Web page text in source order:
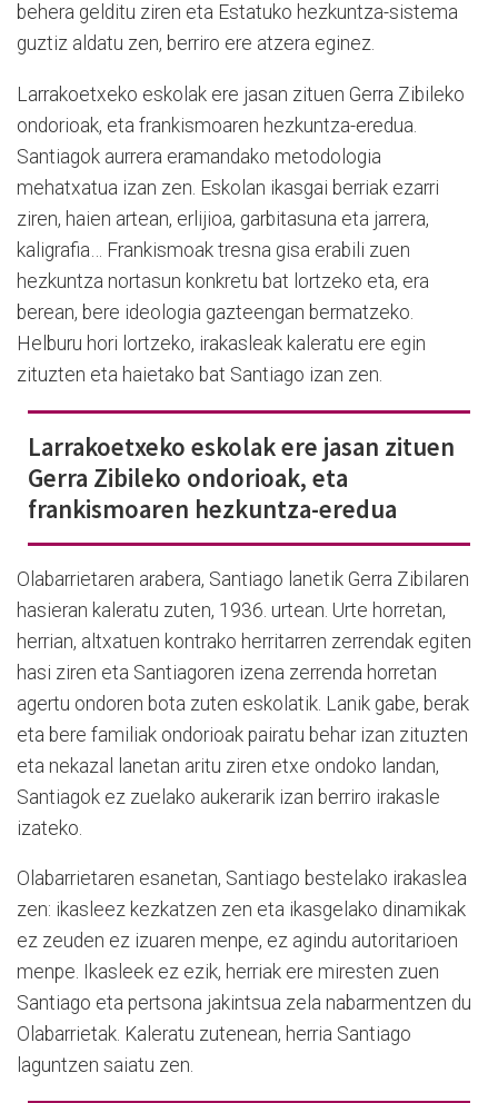
behera gelditu ziren eta Estatuko hezkuntza-sistema
guztiz aldatu zen, berriro ere atzera eginez.
Larrakoetxeko eskolak ere jasan zituen Gerra Zibileko
ondorioak, eta frankismoaren hezkuntza-eredua.
Santiagok aurrera eramandako metodologia
mehatxatua izan zen. Eskolan ikasgai berriak ezarri
ziren, haien artean, erlijioa, garbitasuna eta jarrera,
kaligrafia… Frankismoak tresna gisa erabili zuen
hezkuntza nortasun konkretu bat lortzeko eta, era
berean, bere ideologia gazteengan bermatzeko.
Helburu hori lortzeko, irakasleak kaleratu ere egin
zituzten eta haietako bat Santiago izan zen.
Larrakoetxeko eskolak ere jasan zituen
Gerra Zibileko ondorioak, eta
frankismoaren hezkuntza-eredua
Olabarrietaren arabera, Santiago lanetik Gerra Zibilaren
hasieran kaleratu zuten, 1936. urtean. Urte horretan,
herrian, altxatuen kontrako herritarren zerrendak egiten
hasi ziren eta Santiagoren izena zerrenda horretan
agertu ondoren bota zuten eskolatik. Lanik gabe, berak
eta bere familiak ondorioak pairatu behar izan zituzten
eta nekazal lanetan aritu ziren etxe ondoko landan,
Santiagok ez zuelako aukerarik izan berriro irakasle
izateko.
Olabarrietaren esanetan, Santiago bestelako irakaslea
zen: ikasleez kezkatzen zen eta ikasgelako dinamikak
ez zeuden ez izuaren menpe, ez agindu autoritarioen
menpe. Ikasleek ez ezik, herriak ere miresten zuen
Santiago eta pertsona jakintsua zela nabarmentzen du
Olabarrietak. Kaleratu zutenean, herria Santiago
laguntzen saiatu zen.